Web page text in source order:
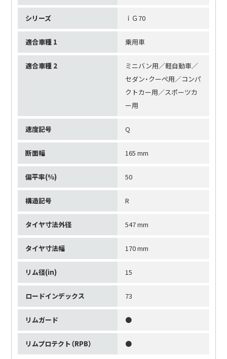
シリーズ ｉＧ70
適合車種 1 乗用車
適合車種 2
ミニバン用／軽自動車／
セダン・クーペ用／コンパ
クトカー用／スポーツカ
ー用
速度記号 Q
断面幅 165 mm
偏平率(%) 50
構造記号 R
タイヤ寸法外径 547 mm
タイヤ寸法幅 170 mm
リム径(in) 15
ロードインデックス 73
リムガード ●
リムプロテクト（RPB） ●